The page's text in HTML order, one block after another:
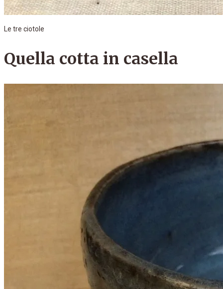
Le tre ciotole
Quella cotta in casella